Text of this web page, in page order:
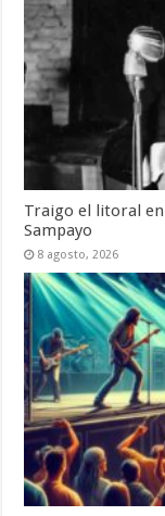
Traigo el litoral en
Sampayo
8 agosto, 2026